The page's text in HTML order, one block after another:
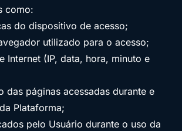
como:
do dispositivo de acesso;
utilizado para o acesso;
Internet (IP, data, hora, minuto e
das páginas acessadas durante e
Plataforma;
pelo Usuário durante o uso da